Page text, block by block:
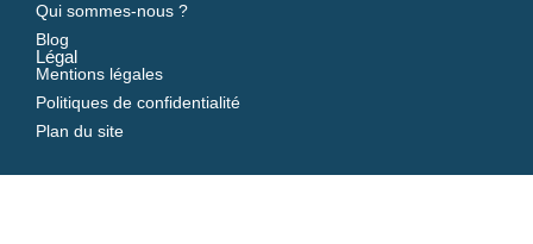
Qui sommes-nous ?
Blog
Légal
Mentions légales
Politiques de confidentialité
Plan du site